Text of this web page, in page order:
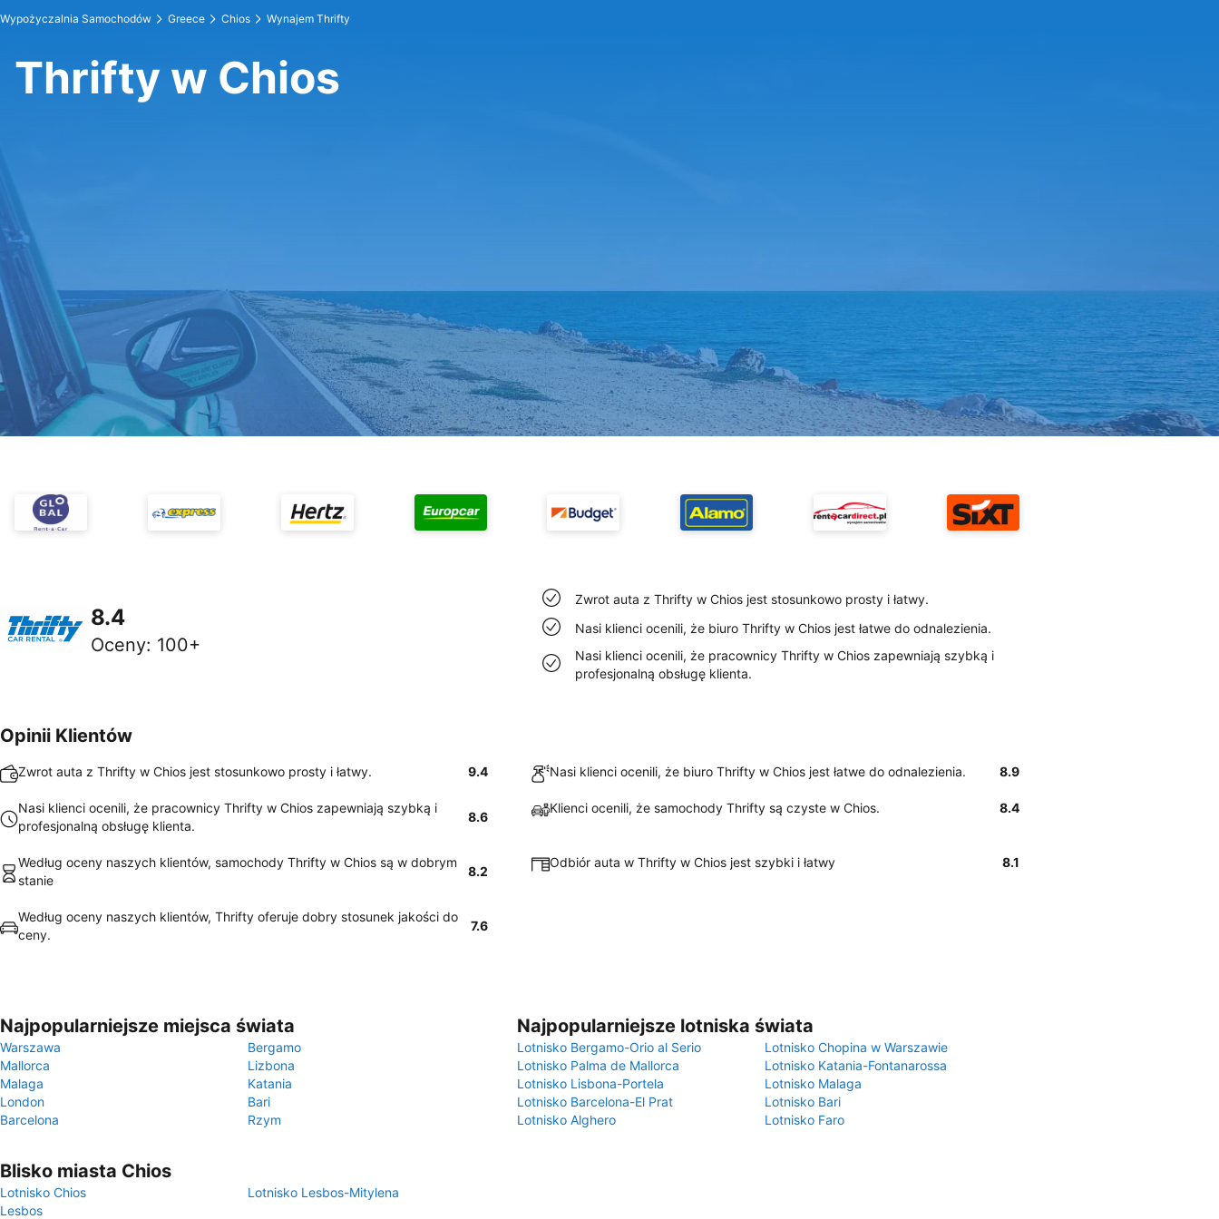
Wypożyczalnia Samochodów Greece Chios Wynajem Thrifty
Thrifty w Chios
8.4
Oceny: 100+
Zwrot auta z Thrifty w Chios jest stosunkowo prosty i łatwy.
Nasi klienci ocenili, że biuro Thrifty w Chios jest łatwe do odnalezienia.
Nasi klienci ocenili, że pracownicy Thrifty w Chios zapewniają szybką i
profesjonalną obsługę klienta.
Opinii Klientów
Zwrot auta z Thrifty w Chios jest stosunkowo prosty i łatwy. 9.4 Nasi klienci ocenili, że biuro Thrifty w Chios jest łatwe do odnalezienia. 8.9
Nasi klienci ocenili, że pracownicy Thrifty w Chios zapewniają szybką i
profesjonalną obsługę klienta.
8.6
Klienci ocenili, że samochody Thrifty są czyste w Chios. 8.4
Według oceny naszych klientów, samochody Thrifty w Chios są w dobrym
stanie
8.2
Odbiór auta w Thrifty w Chios jest szybki i łatwy 8.1
Według oceny naszych klientów, Thrifty oferuje dobry stosunek jakości do
ceny.
7.6
Najpopularniejsze miejsca świata
Warszawa
Bergamo
Mallorca
Lizbona
Malaga
Katania
London
Bari
Barcelona
Rzym
Najpopularniejsze lotniska świata
Lotnisko Bergamo-Orio al Serio
Lotnisko Chopina w Warszawie
Lotnisko Palma de Mallorca
Lotnisko Katania-Fontanarossa
Lotnisko Lisbona-Portela
Lotnisko Malaga
Lotnisko Barcelona-El Prat
Lotnisko Bari
Lotnisko Alghero
Lotnisko Faro
Blisko miasta Chios
Lotnisko Chios
Lotnisko Lesbos-Mitylena
Lesbos